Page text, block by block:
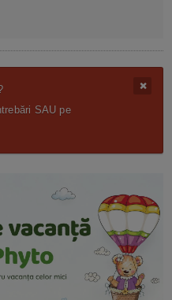
SAU pe